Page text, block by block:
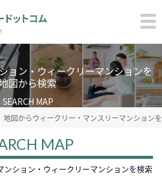
ョン・ウィークリーマンションを
図から検索
SEARCH MAP
地図からウィークリー・マンスリーマンション
MAP
ション・ウィークリーマンションを検索